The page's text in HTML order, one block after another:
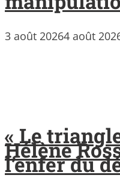
3 août 20264 août
« Le
Hélène
l’enfer du